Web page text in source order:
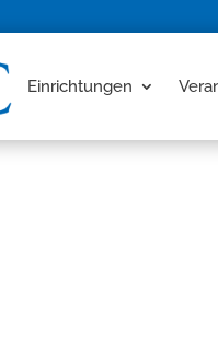
Einrichtungen